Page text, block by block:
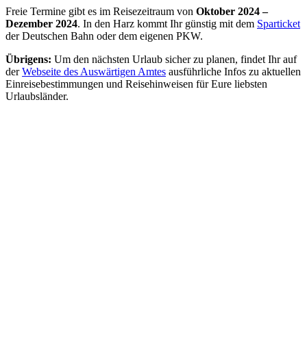
Freie Termine gibt es im Reisezeitraum von Oktober 2024 –
Dezember 2024. In den Harz kommt Ihr günstig mit dem Sparticket
der Deutschen Bahn oder dem eigenen PKW.
Übrigens: Um den nächsten Urlaub sicher zu planen, findet Ihr auf
derWebseite des Auswärtigen Amtes ausführliche Infos zu aktuellen
Einreisebestimmungen und Reisehinweisen für Eure liebsten
Urlaubsländer.